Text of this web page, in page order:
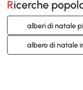
Ricerche
alberi di natale
albero di natale